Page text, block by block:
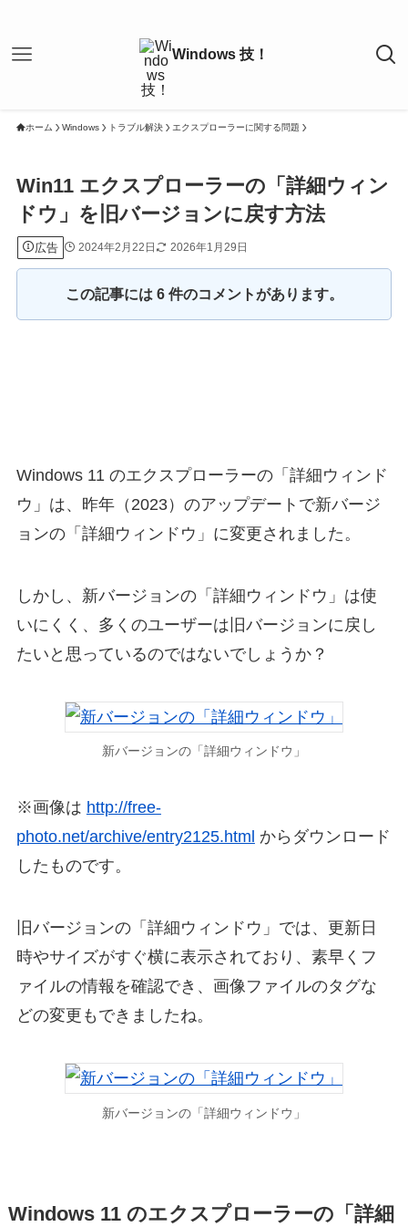
ホーム Windows トラブル解決 エクスプローラーに関する問題
Win11 エクスプローラーの「詳細ウィン
ドウ」を旧バージョンに戻す方法
広告 2024年2月22日 2026年1月29日
この記事には 6 件のコメントがあります。
Windows 11 のエクスプローラーの「詳細ウィンド
ウ」は、昨年（2023）のアップデートで新バージ
ョンの「詳細ウィンドウ」に変更されました。
しかし、新バージョンの「詳細ウィンドウ」は使
いにくく、多くのユーザーは旧バージョンに戻し
たいと思っているのではないでしょうか？
新バージョンの「詳細ウィンドウ」
※画像は http://free-
photo.net/archive/entry2125.html からダウンロード
したものです。
旧バージョンの「詳細ウィンドウ」では、更新日
時やサイズがすぐ横に表示されており、素早くフ
ァイルの情報を確認でき、画像ファイルのタグな
どの変更もできましたね。
新バージョンの「詳細ウィンドウ」
Windows 11 のエクスプローラーの「詳細